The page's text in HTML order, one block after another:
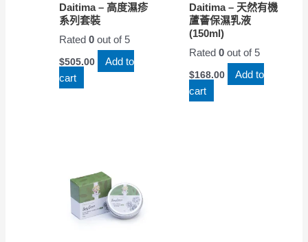
Daitima – 高度濕疹
系列套裝
Rated0 out of 5
$505.00
Add to
cart
Daitima – 天然有機
蘆薈保濕乳液
(150ml)
Rated 0out of 5
$168.00
Add to
cart